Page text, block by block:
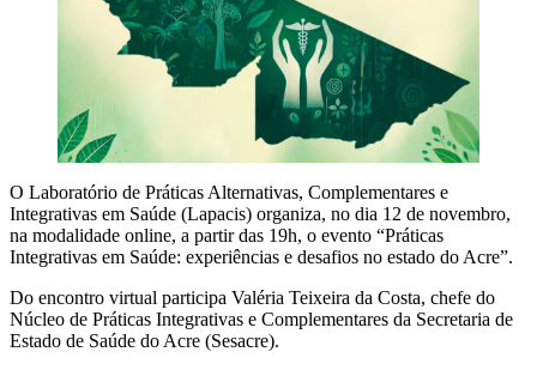
O Laboratório de Práticas Alternativas, Complementares e
Integrativas em Saúde (Lapacis) organiza, no dia 12 de novembro,
na modalidade online, a partir das 19h, o evento “Práticas
Integrativas em Saúde: experiências e desafios no estado do Acre”.
Do encontro virtual participa Valéria Teixeira da Costa, chefe do
Núcleo de Práticas Integrativas e Complementares da Secretaria de
Estado de Saúde do Acre (Sesacre).